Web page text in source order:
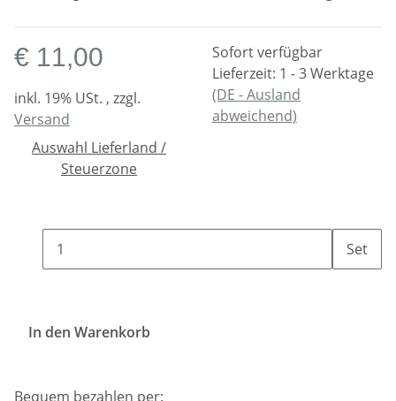
€ 11,00
inkl. 19% USt. , zzgl.
Versand
Auswahl Lieferland /
Steuerzone
Sofort verfügbar
Lieferzeit: 1 - 3 Werktage
(DE - Ausland
abweichend)
Set
In den Warenkorb
Bequem bezahlen per: